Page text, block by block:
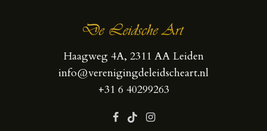
Haagweg 4A, 2311 AA Leiden
info@verenigingdeleidscheart.nl
+31 6 40299263